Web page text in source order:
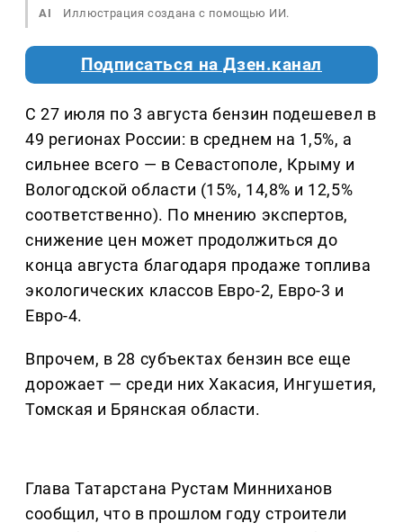
AI Иллюстрация создана с помощью ИИ.
Подписаться на Дзен.канал
С 27 июля по 3 августа бензин подешевел в
49 регионах России: в среднем на 1,5%, а
сильнее всего — в Севастополе, Крыму и
Вологодской области (15%, 14,8% и 12,5%
соответственно). По мнению экспертов,
снижение цен может продолжиться до
конца августа благодаря продаже топлива
экологических классов Евро-2, Евро-3 и
Евро-4.
Впрочем, в 28 субъектах бензин все еще
дорожает — среди них Хакасия, Ингушетия,
Томская и Брянская области.
Глава Татарстана Рустам Минниханов
сообщил, что в прошлом году строители